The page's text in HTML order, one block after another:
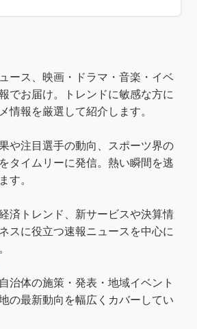
ース、映画・ドラマ・音楽・イベ
でお届け。トレンドに敏感な方に
情報を厳選して紹介します。
や注目選手の動向、スポーツ界の
タイムリーに発信。熱い瞬間を逃
す。
済トレンド、新サービスや決算情
スに役立つ速報ニュースを中心に
治体の施策・発表・地域イベント
の最新動向を幅広くカバーしてい